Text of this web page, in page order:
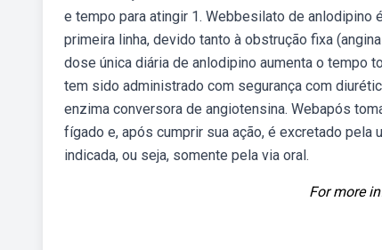
e tempo para atingir 1. Webbesilato de anlodipino
primeira linha, devido tanto à obstrução fixa
dose única diária de anlodipino aumenta o tempo
tem sido administrado com segurança com
enzima conversora de angiotensina. Webapós
fígado e, após cumprir sua ação, é excretado
indicada, ou seja, somente pela via oral.
For more